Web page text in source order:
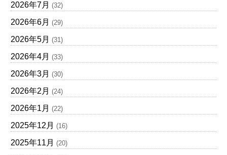
2026年7月 (32)
2026年6月 (29)
2026年5月 (31)
2026年4月 (33)
2026年3月 (30)
2026年2月 (24)
2026年1月 (22)
2025年12月 (16)
2025年11月 (20)